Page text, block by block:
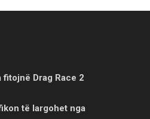
Drag Race 2
të largohet nga